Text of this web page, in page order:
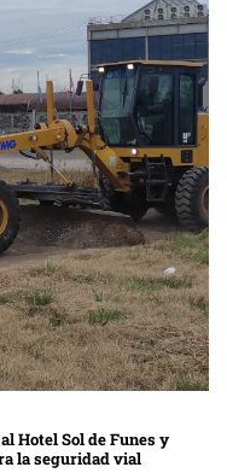
Hotel Sol de Funes y
la seguridad vial